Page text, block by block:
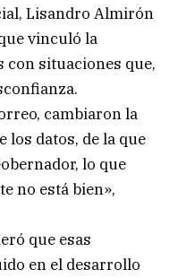
Lisandro Almirón
vinculó la
con situaciones que,
cambiaron la
los datos, de la que
lo que
no está bien»,
que esas
en el desarrollo